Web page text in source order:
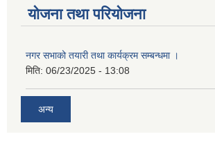
योजना तथा परियोजना
नगर सभाको तयारी तथा कार्यक्रम सम्बन्धमा ।
मिति: 06/23/2025 - 13:08
अन्य